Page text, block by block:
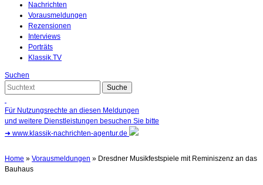
Nachrichten
Vorausmeldungen
Rezensionen
Interviews
Porträts
Klassik.TV
Suchen
Für Nutzungsrechte an diesen Meldungen
und weitere Dienstleistungen besuchen Sie bitte
➜ www.klassik-nachrichten-agentur.de
Home » Vorausmeldungen » Dresdner Musikfestspiele mit Reminiszenz an das
Bauhaus